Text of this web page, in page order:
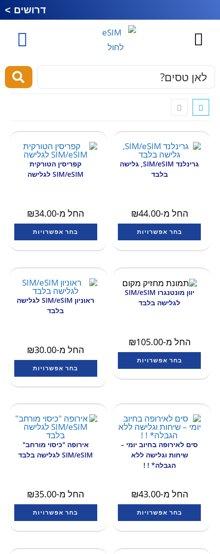
דרושים >
גרינלנד SIM/eSIM, גלישה
בלבד
החל מ- ₪44.00
בחר אפשרויות
קפריסין הטורקית
SIM/eSIM לגלישה
החל מ- ₪34.00
בחר אפשרויות
יוון מונטנגרו SIM/eSIM
לגלישה בלבד
החל מ- ₪105.00
בחר אפשרויות
ראוניון SIM/eSIM לגלישה
בלבד
החל מ- ₪30.00
בחר אפשרויות
סים לאירופה בחיוב יומי –
שיחות וגלישה ללא
הגבלה* ! !
החל מ- ₪43.00
בחר אפשרויות
אירופה "כיסוי מורחב"
SIM/eSIM לגלישה בלבד
החל מ- ₪35.00
בחר אפשרויות